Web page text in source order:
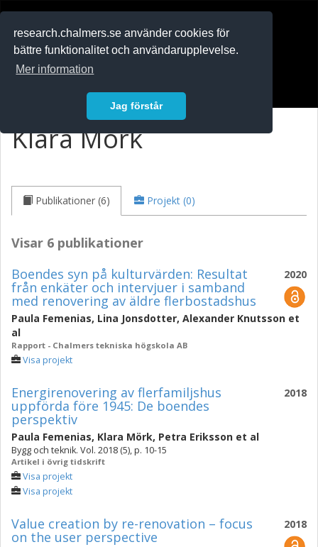
research.chalmers.se använder cookies för
bättre funktionalitet och användarupplevelse.
Mer information
Jag förstår
Klara Mörk
Publikationer (6) Projekt (0)
Visar 6 publikationer
2020
Boendes syn på kulturvärden: Resultat
från enkäter och intervjuer i samband
med renovering av äldre flerbostadshus
Paula Femenias, Lina Jonsdotter, Alexander Knutsson et
al
Rapport - Chalmers tekniska högskola AB
Visa projekt
2018
Energirenovering av flerfamiljshus
uppförda före 1945: De boendes
perspektiv
Paula Femenias, Klara Mörk, Petra Eriksson et al
Bygg och teknik. Vol. 2018 (5), p. 10-15
Artikel i övrig tidskrift
Visa projekt
Visa projekt
2018
Value creation by re-renovation – focus
on the user perspective